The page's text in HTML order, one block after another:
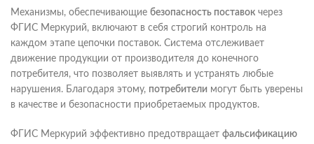
Механизмы, обеспечивающие безопасность поставок через
ФГИС Меркурий, включают в себя строгий контроль на
каждом этапе цепочки поставок. Система отслеживает
движение продукции от производителя до конечного
потребителя, что позволяет выявлять и устранять любые
нарушения. Благодаря этому, потребители могут быть уверены
в качестве и безопасности приобретаемых продуктов.
ФГИС Меркурий эффективно предотвращает фальсификацию